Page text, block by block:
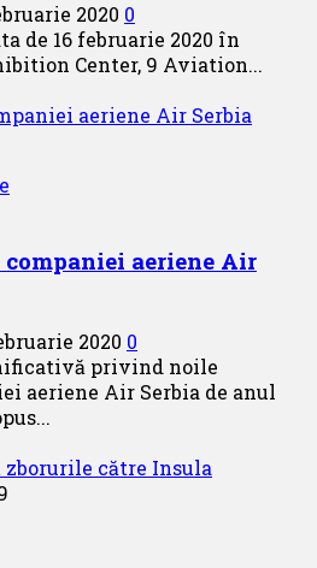
2020 0
de 16 februarie 2020 în
Center, 9 Aviation...
aeriene Air Serbia
aeriene Air
2020 0
privind noile
aeriene Air Serbia de anul
zborurile către Insula